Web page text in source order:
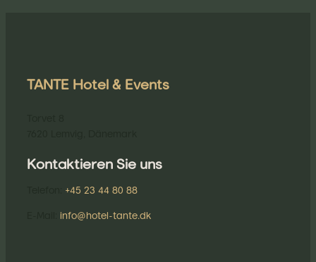
TANTE Hotel & Events
Kontaktieren Sie uns
+45 23 44 80 88
info@hotel-tante.dk